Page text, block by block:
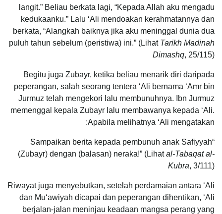
langit.” Beliau berkata lagi, “Kepada Allah aku mengadu
kedukaanku.” Lalu ‘Alі mendoakan kerahmatannya dan
berkata, “Alangkah baiknya jika aku meninggal dunia dua
puluh tahun sebelum (peristiwa) ini.” (Lihat Tarikh Madinah
Dimashq, 25/115)
Begitu juga Zubayr, ketika beliau menarik diri daripada
peperangan, salah seorang tentera ‘Alі bernama ‘Amr bin
Jurmuz telah mengekori lalu membunuhnya. Ibn Jurmuz
memenggal kepala Zubayr lalu membawanya kepada ‘Alі.
Apabila melihatnya ‘Alі mengatakan:
“Sampaikan berita kepada pembunuh anak Ѕafiyyah
(Zubayr) dengan (balasan) neraka!” (Lihatal-Tabaqat al-
Kubra, 3/111)
Riwayat juga menyebutkan, setelah perdamaian antara ‘Alі
dan Mu‘аwiyah dicapai dan peperangan dihentikan, ‘Alі
berjalan-jalan meninjau keadaan mangsa perang yang